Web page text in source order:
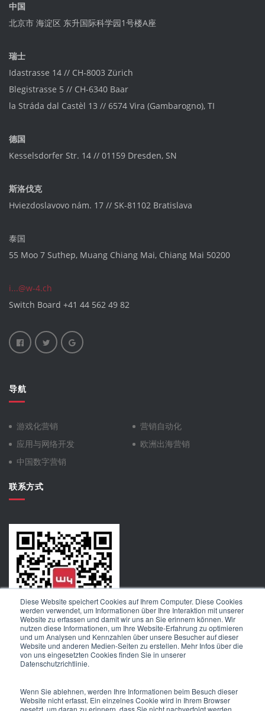
Diese Website speichert Cookies auf Ihrem Computer. Diese Cookies
werden verwendet, um Informationen über Ihre Interaktion mit unserer
Website zu erfassen und damit wir uns an Sie erinnern können. Wir
nutzen diese Informationen, um Ihre Website-Erfahrung zu optimieren
und um Analysen und Kennzahlen über unsere Besucher auf dieser
Website und anderen Medien-Seiten zu erstellen. Mehr Infos über die
von uns eingesetzten Cookies finden Sie in unserer
Datenschutzrichtlinie.
Wenn Sie ablehnen, werden Ihre Informationen beim Besuch dieser
Website nicht erfasst. Ein einzelnes Cookie wird in Ihrem Browser
gesetzt, um daran zu erinnern, dass Sie nicht nachverfolgt werden
中国
北京市 海淀区 东升国际科学园1号楼A座
瑞士
Idastrasse 14 // CH-8003 Zürich
Blegistrasse 5 // CH-6340 Baar
la Stráda dal Castèl 13 // 6574 Vira (Gambarogno), TI
德国
Kesselsdorfer Str. 14 // 01159 Dresden, SN
斯洛伐克
Hviezdoslavovo nám. 17 // SK-81102 Bratislava
泰国
55 Moo 7 Suthep, Muang Chiang Mai, Chiang Mai 50200
i...@w-4.ch
Switch Board +41 44 562 49 82
导航
游戏化营销
营销自动化
应用与网络开发
欧洲出海营销
中国数字营销
联系方式
扫码关注W4公众号，了解更多资讯
© Copyright W4